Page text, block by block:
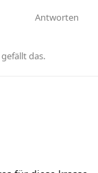
Antworten
gefällt das.